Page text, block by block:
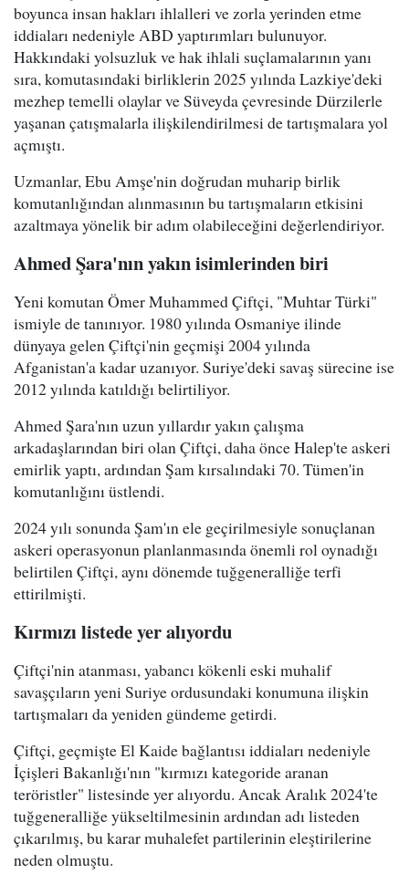
boyunca insan hakları ihlalleri ve zorla yerinden etme
iddiaları nedeniyle ABD yaptırımları bulunuyor.
Hakkındaki yolsuzluk ve hak ihlali suçlamalarının yanı
sıra, komutasındaki birliklerin 2025 yılında Lazkiye'deki
mezhep temelli olaylar ve Süveyda çevresinde Dürzilerle
yaşanan çatışmalarla ilişkilendirilmesi de tartışmalara yol
açmıştı.
Uzmanlar, Ebu Amşe'nin doğrudan muharip birlik
komutanlığından alınmasının bu tartışmaların etkisini
azaltmaya yönelik bir adım olabileceğini değerlendiriyor.
Ahmed Şara'nın yakın isimlerinden biri
Yeni komutan Ömer Muhammed Çiftçi, "Muhtar Türki"
ismiyle de tanınıyor. 1980 yılında Osmaniye ilinde
dünyaya gelen Çiftçi'nin geçmişi 2004 yılında
Afganistan'a kadar uzanıyor. Suriye'deki savaş sürecine ise
2012 yılında katıldığı belirtiliyor.
Ahmed Şara'nın uzun yıllardır yakın çalışma
arkadaşlarından biri olan Çiftçi, daha önce Halep'te askeri
emirlik yaptı, ardından Şam kırsalındaki 70. Tümen'in
komutanlığını üstlendi.
2024 yılı sonunda Şam'ın ele geçirilmesiyle sonuçlanan
askeri operasyonun planlanmasında önemli rol oynadığı
belirtilen Çiftçi, aynı dönemde tuğgeneralliğe terfi
ettirilmişti.
Kırmızı listede yer alıyordu
Çiftçi'nin atanması, yabancı kökenli eski muhalif
savaşçıların yeni Suriye ordusundaki konumuna ilişkin
tartışmaları da yeniden gündeme getirdi.
Çiftçi, geçmişte El Kaide bağlantısı iddiaları nedeniyle
İçişleri Bakanlığı'nın "kırmızı kategoride aranan
teröristler" listesinde yer alıyordu. Ancak Aralık 2024'te
tuğgeneralliğe yükseltilmesinin ardından adı listeden
çıkarılmış, bu karar muhalefet partilerinin eleştirilerine
neden olmuştu.